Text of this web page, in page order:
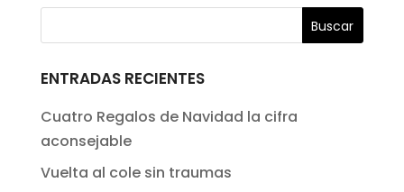
ENTRADAS RECIENTES
Cuatro Regalos de Navidad la cifra
aconsejable
Vuelta al cole sin traumas